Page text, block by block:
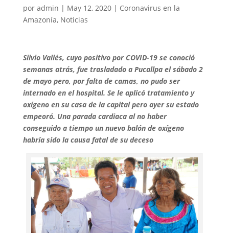
por admin | May 12, 2020| Coronavirus en la
Amazonía, Noticias
Silvio Vallés, cuyo positivo por COVID-19 se conoció
semanas atrás, fue trasladado a Pucallpa el sábado 2
de mayo pero, por falta de camas, no pudo ser
internado en el hospital. Se le aplicó tratamiento y
oxígeno en su casa de la capital pero ayer su estado
empeoró. Una parada cardiaca al no haber
conseguido a tiempo un nuevo balón de oxígeno
habría sido la causa fatal de su deceso